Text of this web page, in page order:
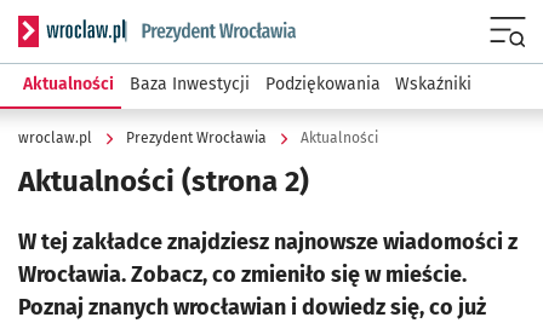
Serwis informacyjny wroclaw.pl podserwis: Prezydent
Aktualności Baza Inwestycji Podziękowania Wskaźniki
wroclaw.pl Prezydent Wrocławia Aktualności
Aktualności (strona 2)
W tej zakładce znajdziesz najnowsze wiadomości z
Wrocławia. Zobacz, co zmieniło się w mieście.
Poznaj znanych wrocławian i dowiedz się, co już